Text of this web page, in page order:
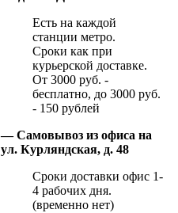
Есть на каждой
станции метро.
Сроки как при
курьерской доставке.
От 3000 руб. -
бесплатно, до 3000 руб.
- 150 рублей
— Самовывоз из офиса на
ул. Курляндская, д. 48
Сроки доставки офис 1-
4 рабочих дня.
(временно нет)